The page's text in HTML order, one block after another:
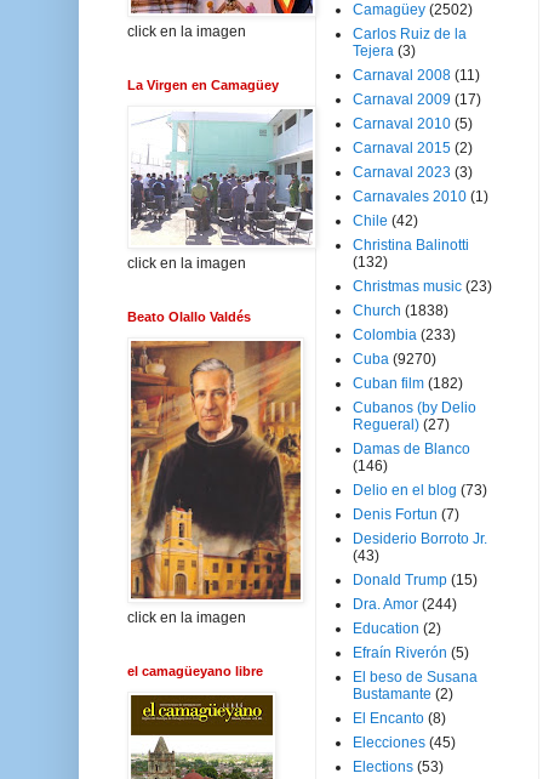
click en la imagen
La Virgen en Camagüey
click en la imagen
Beato Olallo Valdés
click en la imagen
el camagüeyano libre
Camagüey (2502)
Carlos Ruiz de la
Tejera (3)
Carnaval 2008 (11)
Carnaval 2009 (17)
Carnaval 2010 (5)
Carnaval 2015 (2)
Carnaval 2023 (3)
Carnavales 2010 (1)
Chile (42)
Christina Balinotti
(132)
Christmas music (23)
Church (1838)
Colombia (233)
Cuba (9270)
Cuban film (182)
Cubanos (by Delio
Regueral) (27)
Damas de Blanco
(146)
Delio en el blog (73)
Denis Fortun (7)
Desiderio Borroto Jr.
(43)
Donald Trump (15)
Dra. Amor (244)
Education (2)
Efraín Riverón (5)
El beso de Susana
Bustamante (2)
El Encanto (8)
Elecciones (45)
Elections (53)